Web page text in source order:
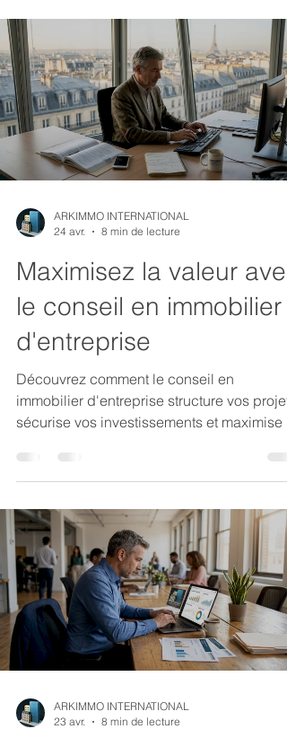
ARKIMMO INTERNATIONAL
24 avr.
8 min de lecture
Maximisez la valeur avec
le conseil en immobilier
d'entreprise
Découvrez comment le conseil en
immobilier d'entreprise structure vos
sécurise vos investissements et maximise
ARKIMMO INTERNATIONAL
23 avr.
8 min de lecture